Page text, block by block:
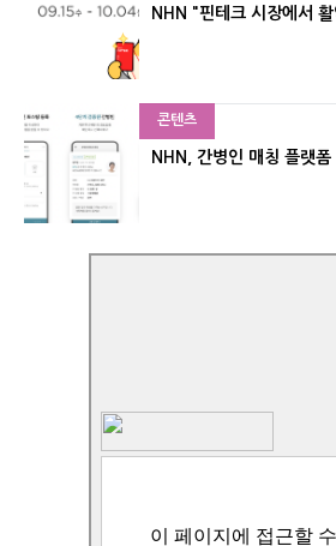
NHN "핀테크 시장에서
콘텐츠
NHN, 간병인 매칭 플랫